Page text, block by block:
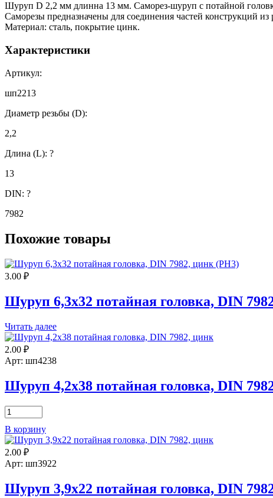
Шуруп D 2,2 мм длинна 13 мм. Саморез-шуруп с потайной
Саморезы предназначены для соединения частей конструкций из
Материал: сталь, покрытие цинк.
Характеристики
Артикул:
шп2213
Диаметр резьбы (D):
2,2
Длина (L): ?
13
DIN: ?
7982
Похожие товары
3.00 ₽
Шуруп 6,3х32 потайная головка, DIN
Читать далее
2.00 ₽
Арт: шп4238
Шуруп 4,2х38 потайная головка, DIN
Количество
товара
Шуруп
4,2х38
потайная
головка,
7982,
цинк
В корзину
2.00 ₽
Арт: шп3922
Шуруп 3,9х22 потайная головка, DIN